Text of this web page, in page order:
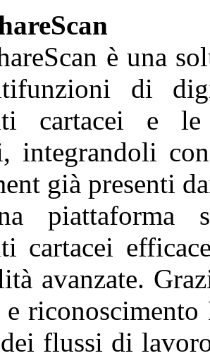
è una
di
cartacei e
integrandoli
già presenti
piattaforma
cartacei
avanzate.
riconoscimento
flussi di